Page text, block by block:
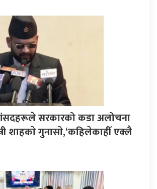
सरकारको कडा अलोचना
शाहकाे गुनासाे,‘कहिलेकाहीँ एक्लै